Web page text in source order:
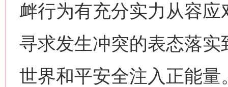
衅行为有充分实力从容
寻求发生冲突的表态落
世界和平安全注入正能量
网上购药对药下症？